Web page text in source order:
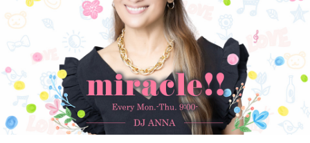
一蔵
「そう。「これAIだ」とかさ。（笑） 他に色々苦労し
ている町内会もたくさんあると思うんですが、こういう町内
会もあるんだよと。若い子がやったって、やる気さえあれば
いいんだって。周りが盛り立てていけば誰でもなれるし、近
所の人と集まってお話しするっていうのもいいことだと思い
ます。町内会文化はなくなってほしくないんで、なんだった
ら、こういう町内会にはワタシ、ノーギャラで落語やりに行
くわからない匿名の政府高官の発言が混ぜこぜになって、さ
もベッセント財務長官が日本の消費減税に反対したかのよう
な印象を与える記事が掲載されて、今、大きな問題となって
います。この誰かよくわからないアメリカの政府高官ですと
か、匿名の閣僚経験者の発言というのは、それほど重要では
ないということです。重要であれば、しっかり名前を出して
発言してくるはずですから、まったく問題にはならないと思